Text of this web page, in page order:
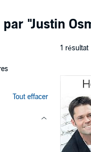
par "Justin
Tout effacer
1 résultat